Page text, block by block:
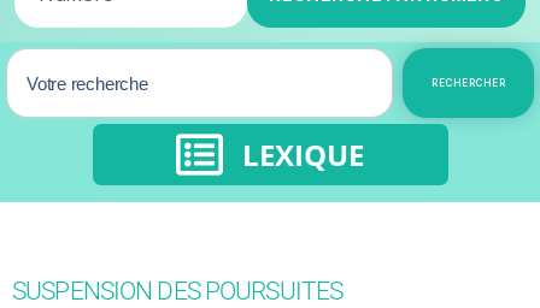
RECHERCHER
LEXIQUE
SUSPENSION DES POURSUITES